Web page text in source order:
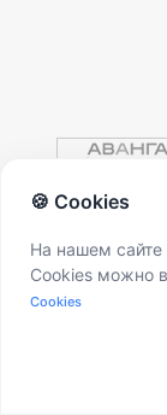
🍪 Cookies
На нашем сайте
Cookies можно
Cookies